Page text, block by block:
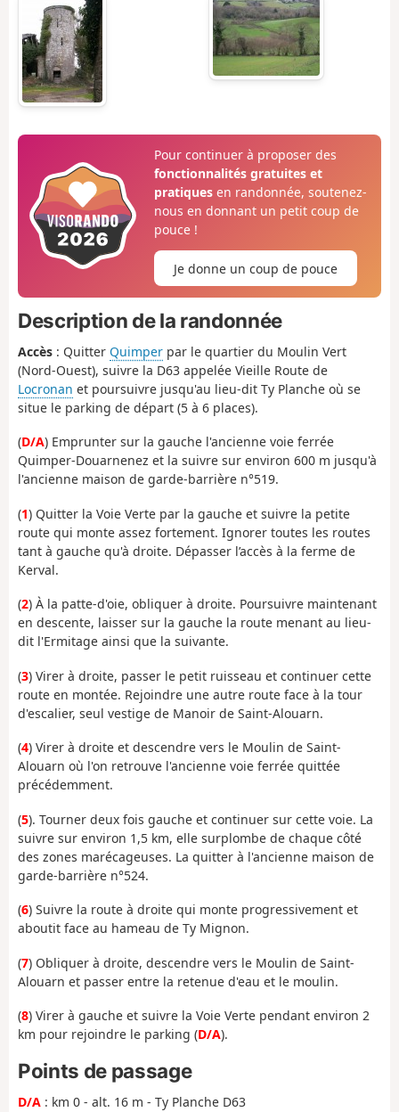
Pour continuer à proposer des
fonctionnalités gratuites et
pratiquesen randonnée, soutenez-
nous en donnant un petit coup de
pouce !
Je donne un coup de pouce
Description de la randonnée
Accès : Quitter Quimper par le quartier du Moulin Vert
(Nord-Ouest), suivre la D63 appelée Vieille Route de
Locronan et poursuivre jusqu'au lieu-dit Ty Planche où se
situe le parking de départ (5 à 6 places).
(D/A) Emprunter sur la gauche l'ancienne voie ferrée
Quimper-Douarnenez et la suivre sur environ 600 m jusqu'à
l'ancienne maison de garde-barrière n°519.
(1) Quitter la Voie Verte par la gauche et suivre la petite
route qui monte assez fortement. Ignorer toutes les routes
tant à gauche qu'à droite. Dépasser l’accès à la ferme de
Kerval.
(2) À la patte-d'oie, obliquer à droite. Poursuivre maintenant
en descente, laisser sur la gauche la route menant au lieu-
dit l'Ermitage ainsi que la suivante.
(3) Virer à droite, passer le petit ruisseau et continuer cette
route en montée. Rejoindre une autre route face à la tour
d'escalier, seul vestige de Manoir de Saint-Alouarn.
(4) Virer à droite et descendre vers le Moulin de Saint-
Alouarn où l'on retrouve l'ancienne voie ferrée quittée
précédemment.
(5). Tourner deux fois gauche et continuer sur cette voie. La
suivre sur environ 1,5 km, elle surplombe de chaque côté
des zones marécageuses. La quitter à l'ancienne maison de
garde-barrière n°524.
(6) Suivre la route à droite qui monte progressivement et
aboutit face au hameau de Ty Mignon.
(7) Obliquer à droite, descendre vers le Moulin de Saint-
Alouarn et passer entre la retenue d'eau et le moulin.
(8) Virer à gauche et suivre la Voie Verte pendant environ 2
km pour rejoindre le parking (D/A).
Points de passage
D/A : km 0 - alt. 16 m - Ty Planche D63